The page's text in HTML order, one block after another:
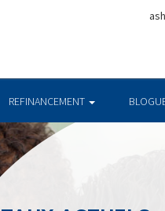
REFINANCEMENT